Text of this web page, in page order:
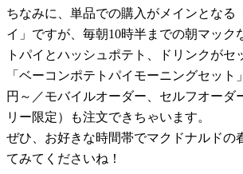
ちなみに、単品での購入がメインとなる
イ」ですが、毎朝10時半までの朝マック
トパイとハッシュポテト、ドリンクがセ
「ベーコンポテトパイモーニングセット
円～／モバイルオーダー、セルフオーダ
リー限定）も注文できちゃいます。
ぜひ、お好きな時間帯でマクドナルドの
てみてくださいね！